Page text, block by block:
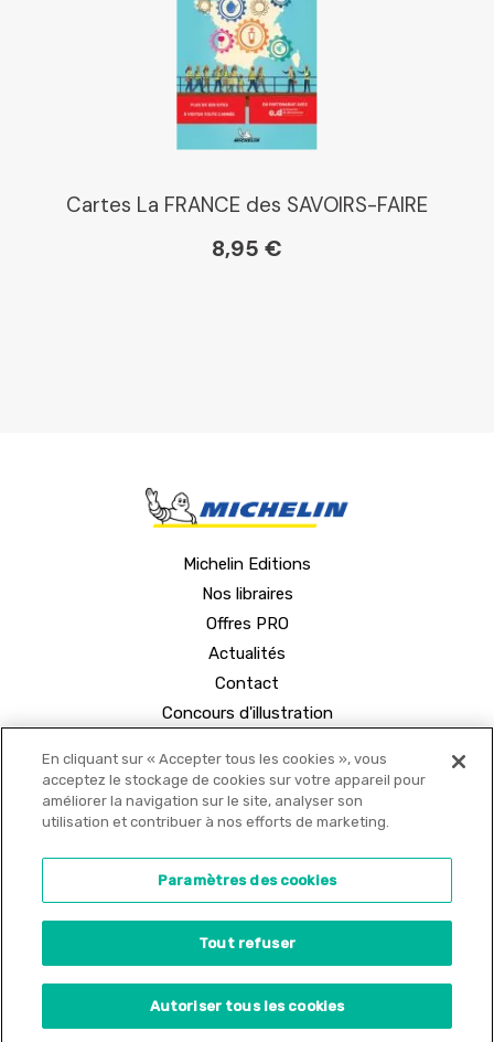
Cartes La FRANCE des SAVOIRS-FAIRE
8,95 €
Michelin Editions
Nos libraires
Offres PRO
Actualités
Contact
Concours d'illustration
•
Paramètres des cookies
En cliquant sur « Accepter tous les cookies », vous
acceptez le stockage de cookies sur votre appareil pour
améliorer la navigation sur le site, analyser son
utilisation et contribuer à nos efforts de marketing.
Paramètres des cookies
Tout refuser
Autoriser tous les cookies